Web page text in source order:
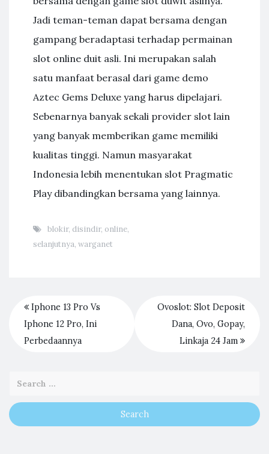
Jadi teman-teman dapat bersama dengan
gampang beradaptasi terhadap permainan
slot online duit asli. Ini merupakan salah
satu manfaat berasal dari game demo
Aztec Gems Deluxe yang harus dipelajari.
Sebenarnya banyak sekali provider slot lain
yang banyak memberikan game memiliki
kualitas tinggi. Namun masyarakat
Indonesia lebih menentukan slot Pragmatic
Play dibandingkan bersama yang lainnya.
blokir, disindir, online,
selanjutnya, warganet
Iphone 13 Pro Vs
Iphone 12 Pro, Ini
Perbedaannya
Ovoslot: Slot Deposit
Dana, Ovo, Gopay,
Linkaja 24 Jam